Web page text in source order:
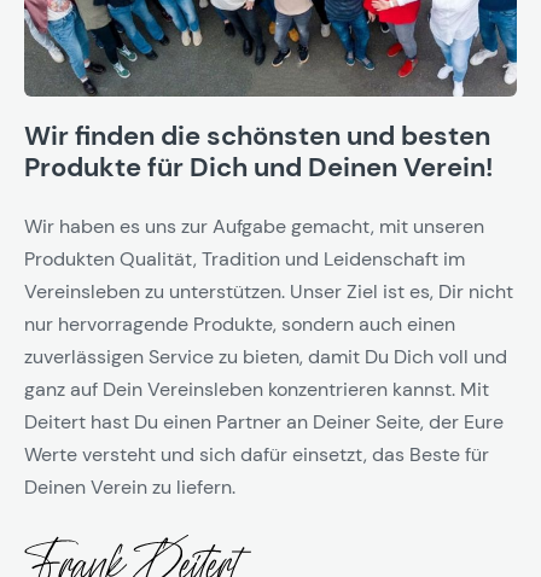
Wir finden die schönsten und besten
Produkte für Dich und Deinen Verein!
Wir haben es uns zur Aufgabe gemacht, mit unseren
Produkten Qualität, Tradition und Leidenschaft im
Vereinsleben zu unterstützen. Unser Ziel ist es, Dir nicht
nur hervorragende Produkte, sondern auch einen
zuverlässigen Service zu bieten, damit Du Dich voll und
ganz auf Dein Vereinsleben konzentrieren kannst. Mit
Deitert hast Du einen Partner an Deiner Seite, der Eure
Werte versteht und sich dafür einsetzt, das Beste für
Deinen Verein zu liefern.